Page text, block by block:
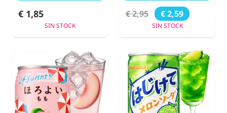
€ 1,85
SIN STOCK
€ 2,95 € 2,59
SIN STOCK